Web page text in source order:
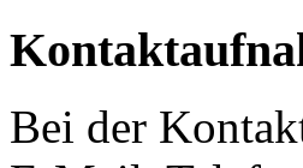
Bei der